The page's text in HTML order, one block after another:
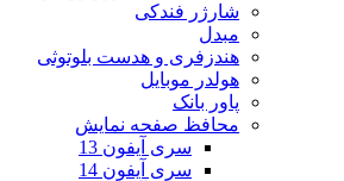
شارژر فندکی
مبدل
هندزفری و هدست بلوتوثی
هولدر موبایل
پاور بانک
محافظ صفحه نمایش
سری آیفون 13
سری آیفون 14